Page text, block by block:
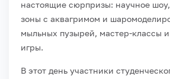
настоящие сюрпризы: научное
зоны с аквагримом и
мыльных пузырей, мастер-классы
игры.
В этот день участники